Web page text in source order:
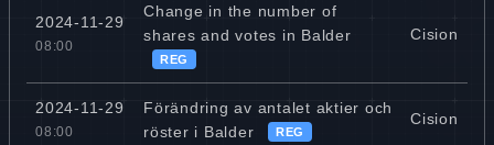
2024-11-29
08:00
Change in the number of
shares and votes in Balder
REG
Cision
2024-11-29
08:00
Förändring av antalet aktier och
röster i Balder
REG
Cision